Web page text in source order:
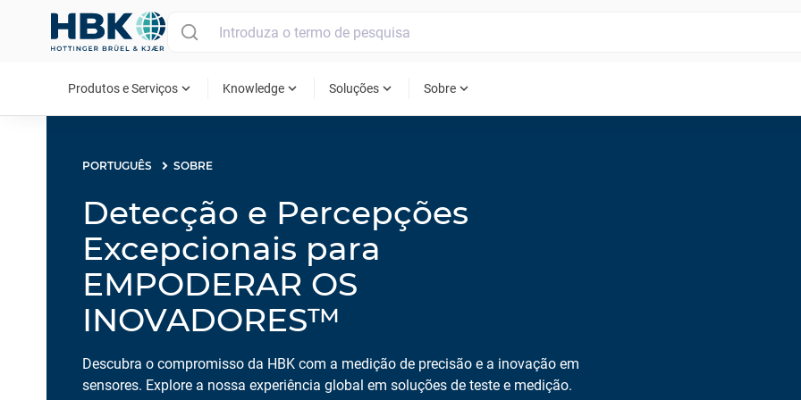
Produtos e Serviços expand_more Knowledge expand_more Soluções expand_more Sobre expand_more
PORTUGUÊS SOBRE
Detecção e Percepções
Excepcionais para
EMPODERAR OS
INOVADORES™
Descubra o compromisso da HBK com a medição de precisão e a inovação em
sensores. Explore a nossa experiência global em soluções de teste e medição.